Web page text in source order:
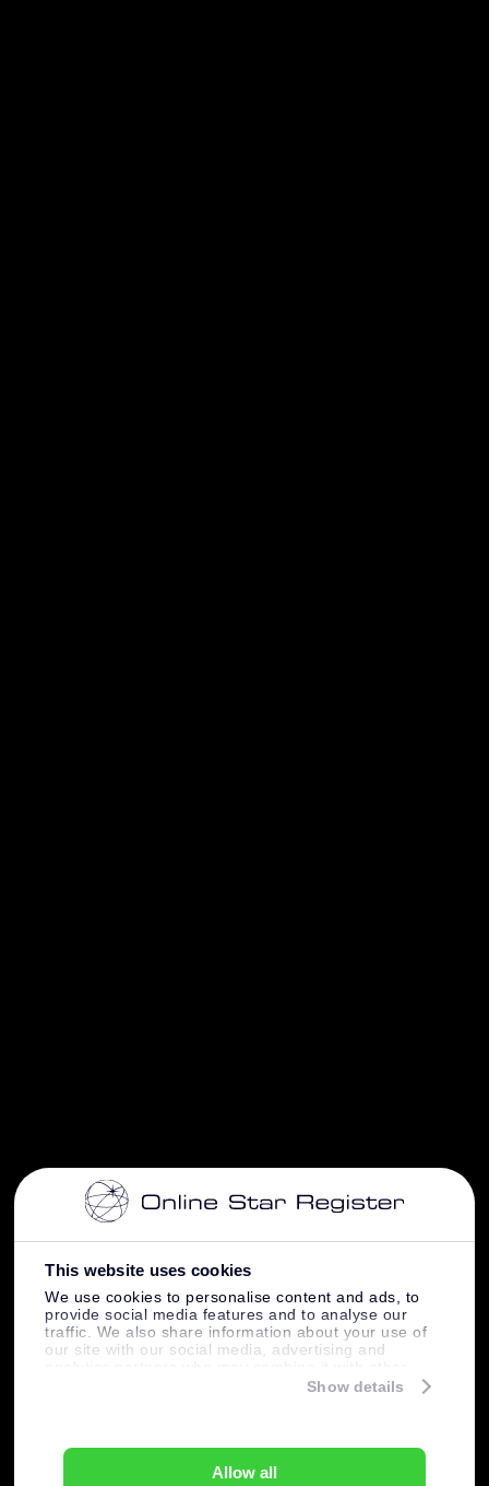
This website uses cookies
We use cookies to personalise content and ads, to
provide social media features and to analyse our
traffic. We also share information about your use of
our site with our social media, advertising and
information that you’ve provided to them or that
Show details
Allow all